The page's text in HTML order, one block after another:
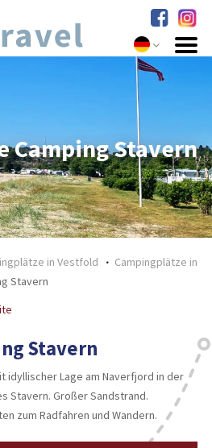
Camping Stavern
in Vestfold
Campingplätze in
Stavern
Stavern
idyllischer Lage am Naverfjord in der
Stavern. Großer Sandstrand.
zum Radfahren und Wandern.